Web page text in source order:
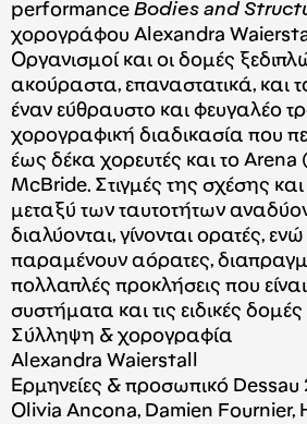
performance Bodies and
χορογράφου Alexandra
Οργανισμοί και οι δομές
ακούραστα, επαναστατικά, και
έναν εύθραυστο και φευγαλέο
χορογραφική διαδικασία που
έως δέκα χορευτές και το
McBride. Στιγμές της σχέσης και
μεταξύ των ταυτοτήτων
διαλύονται, γίνονται ορατές,
παραμένουν αόρατες,
πολλαπλές προκλήσεις που
συστήματα και τις ειδικές δομές
Σύλληψη & χορογραφία
Alexandra Waierstall
Ερμηνείες & προσωπικό Dessau
Olivia Ancona, Damien Fournier,